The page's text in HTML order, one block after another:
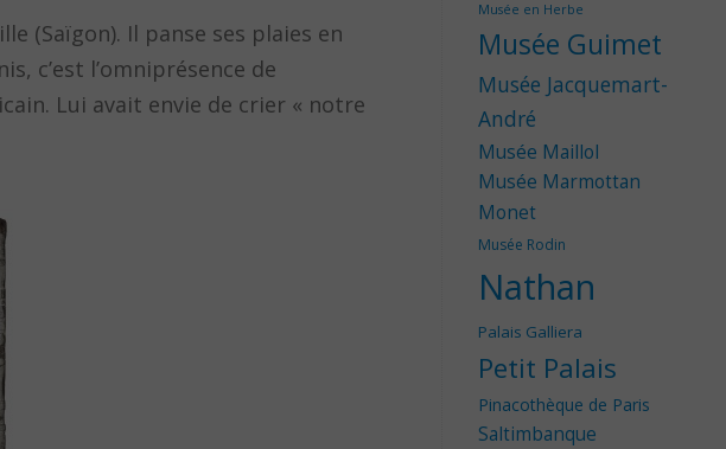
(Saïgon). Il panse ses plaies en
c’est l’omniprésence de
Lui avait envie de crier « notre
Musée en Herbe
Musée Guimet
Musée Jacquemart-
André
Musée Maillol
Musée Marmottan
Monet
Musée Rodin
Nathan
Palais Galliera
Petit Palais
Pinacothèque de Paris
Saltimbanque